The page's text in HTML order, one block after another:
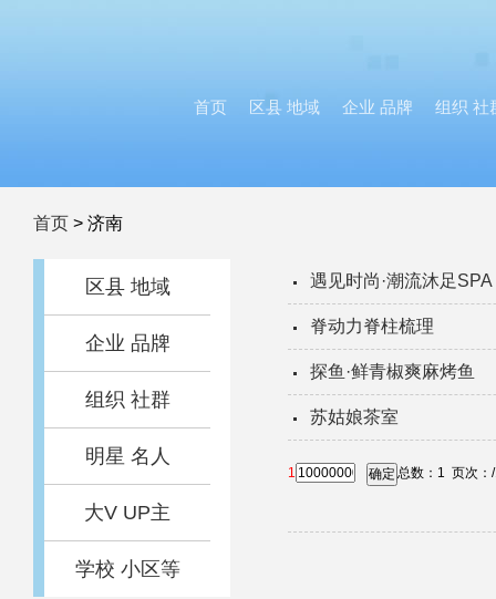
首页 区县 地域 企业 品牌 组织 社
首页 > 济南
区县 地域
企业 品牌
组织 社群
明星 名人
大V UP主
学校 小区等
遇见时尚·潮流沐足SPA
脊动力脊柱梳理
探鱼·鲜青椒爽麻烤鱼
苏姑娘茶室
总数： 1 页次：
1 确定